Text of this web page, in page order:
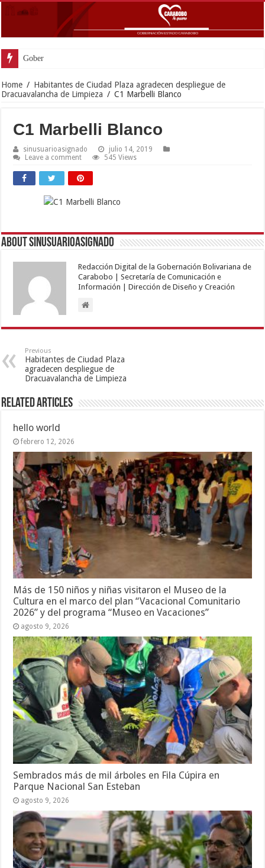
Gobernador Lacava an
Home / Habitantes de Ciudad Plaza agradecen despliegue de
Dracuavalancha de Limpieza / C1 Marbelli Blanco
C1 Marbelli Blanco
sinusuarioasignado
julio 14, 2019
Leave a comment
545 Views
About sinusuarioasignado
Redacción Digital de la Gobernación Bolivariana de
Carabobo | Secretaría de Comunicación e
Información | Dirección de Diseño y Creación
Previous
Habitantes de Ciudad Plaza
agradecen despliegue de
Dracuavalancha de Limpieza
Related Articles
hello world
febrero 12, 2026
Más de 150 niños y niñas visitaron el Museo de la
Cultura en el marco del plan “Vacacional Comunitario
2026” y del programa “Museo en Vacaciones”
agosto 9, 2026
Sembrados más de mil árboles en Fila Cúpira en
Parque Nacional San Esteban
agosto 9, 2026